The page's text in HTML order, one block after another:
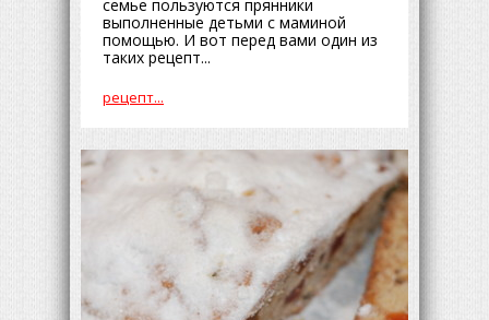
семье пользуются прянники
выполненные детьми с маминой
помощью. И вот перед вами один из
таких рецепт...
рецепт...